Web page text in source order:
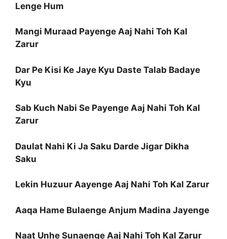
Lenge Hum
Mangi Muraad Payenge Aaj Nahi Toh Kal
Zarur
Dar Pe Kisi Ke Jaye Kyu Daste Talab Badaye
Kyu
Sab Kuch Nabi Se Payenge Aaj Nahi Toh Kal
Zarur
Daulat Nahi Ki Ja Saku Darde Jigar Dikha
Saku
Lekin Huzuur Aayenge Aaj Nahi Toh Kal Zarur
Aaqa Hame Bulaenge Anjum Madina Jayenge
Naat Unhe Sunaenge Aaj Nahi Toh Kal Zarur